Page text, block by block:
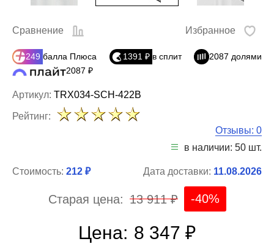
Артикул: TRX034-SCH-422B
Сравнение Избранное
249 балла Плюса 1391 ₽ в сплит
2087 долями
2087 ₽
Рейтинг:
Отзывы: 0
в наличии: 50 шт.
Стоимость: 212 ₽ Дата доставки: 11.08.2026
Старая цена: 13 911 ₽ -40%
Цена: 8 347 ₽